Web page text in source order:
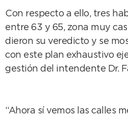
Con respecto a ello, tres
entre 63 y 65, zona muy
dieron su veredicto y se
con este plan exhaustivo
gestión del intendente Dr.
“Ahora sí vemos las calles